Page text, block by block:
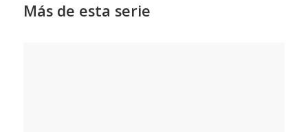
Más de esta serie